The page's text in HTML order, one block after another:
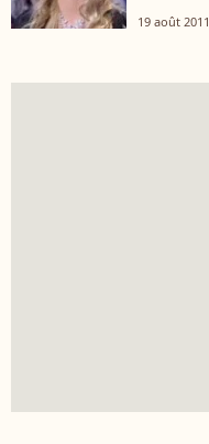
19 août 2011